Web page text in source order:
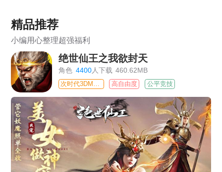
精品推荐
小编用心整理超强福利
绝世仙王之我欲封天
角色 4400人下载 460.62MB
高自由度 公平竞技